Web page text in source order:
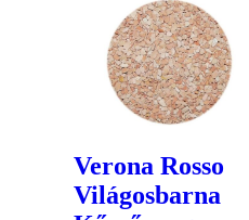
Verona Rosso
Világosbarna